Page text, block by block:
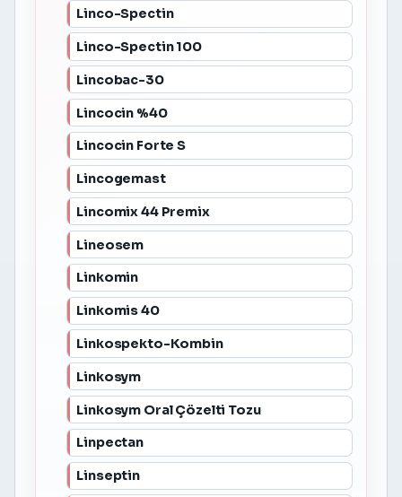
Linco-Spectin
Linco-Spectin 100
Lincobac-30
Lincocin %40
Lincocin Forte S
Lincogemast
Lincomix 44 Premix
Lineosem
Linkomin
Linkomis 40
Linkospekto-Kombin
Linkosym
Linkosym Oral Çözelti Tozu
Linpectan
Linseptin